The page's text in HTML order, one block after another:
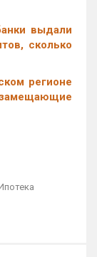
выдали
сколько
регионе